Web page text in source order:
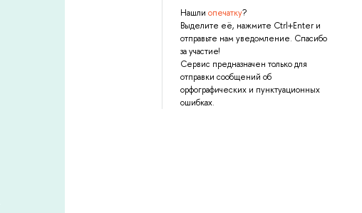
Нашли опечатку?
Выделите её, нажмите Ctrl+Enter и
отправьте нам уведомление. Спасибо
за участие!
Сервис предназначен только для
отправки сообщений об
орфографических и пунктуационных
ошибках.